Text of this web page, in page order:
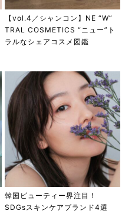
【vol.4／シャンコン】NE “W”
TRAL COSMETICS “ニュー”ト
ラルなシェアコスメ図鑑
韓国ビューティー界注目！
SDGsスキンケアブランド4選